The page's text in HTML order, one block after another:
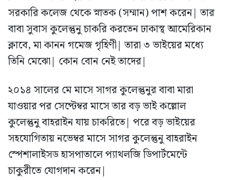
সরকারি কলেজ থেকে স্নাতক (সম্মান) পাশ করেন| তার
বাবা সুবাস কুলেন্তুনু চাকরি করতেন ঢাকাস্থ আমেরিকান
ক্লাবে, মা কানন গমেজ গৃহিণী| তারা ৩ ভাইয়ের মধ্যে
তিনি মেঝো| কোন বোন নেই তাদের|
২০১৪ সালের মে মাসে সাগর কুলেন্তুনুর বাবা মারা
যাওয়ার পর সেপ্টেম্বর মাসে তার বড় ভাই কল্লোল
কুলেন্তুনু বাহরাইন যায় চাকরিতে| পরে বড় ভাইয়ের
সহযোগিতায় নভেম্বর মাসে সাগর কুলেন্তুনু বাহরাইন
স্পেশালাইসড হাসপাতালে প্যাথলজি ডিপার্টমেন্টে
চাকুরীতে যোগদান করেন|